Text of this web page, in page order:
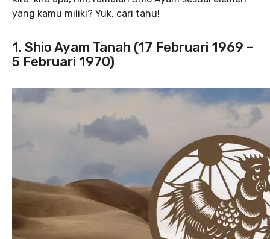
yang kamu miliki? Yuk, cari tahu!
1. Shio Ayam Tanah (17 Februari 1969 –
5 Februari 1970)